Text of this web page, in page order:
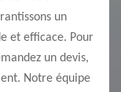
un
et efficace. Pour
un devis,
Notre équipe